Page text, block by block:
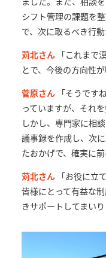
シフト管理の課題を
で、次に取るべき行
苅北さん 「これまで
とで、今後の方向性
菅原さん 「そうです
っていますが、それ
しかし、専門家に相
議事録を作成し、次
たおかげで、確実に
苅北さん 「お役に立
皆様にとって有益な
きサポートしてまいり